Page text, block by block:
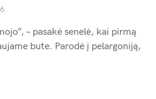
– pasakė senelė, kai pirmą
bute. Parodė į pelargoniją,